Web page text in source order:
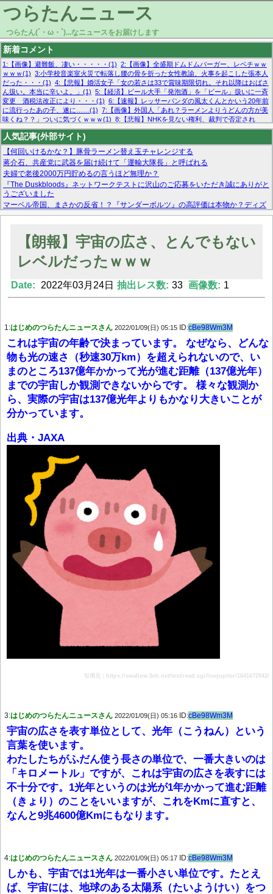
つらたんニュース
つらたん(´・ω・`)...なニュースをお届けします
新着コメント
1:【画像】避難飯、凄い・・・・・(1) 2:【画像】全盛期ドムドムバーガー、レベチｗｗ
ｗｗｗ(1) 3:小学校音楽室火災で転落し腰の骨を折った女性教諭、火事を起こした張本人
だった・・・(1) 4:【悲報】婚活女子「女の若さは33で賞味期限切れ。それ以降はおばさ
ん扱い。本当に辛いよ。」(1) 5:【経済】ビール大手「発泡酒」を「ビール」扱いに一斉
変更 酒税法改正により・・・(1) 6:【速報】レッサーパンダの風太くんとかいう20年前
に流行ったあの子、遂に……(1) 7:【画像】外国人「あれ？ラーメンよりうどんの方が美
味くね？？」ついに気づくｗｗｗ(1) 8:【悲報】NHKを見ない権利、裁判で否定され
る・・・(1) 9:欧州委員長「原発縮小は間違いでした」(1) 10:【悲報】日本企業の人手不
足、限界突破 52%「正社員も足りてません…」(1)
人気記事(外部サイト)
【何回いけるかな？】豚骨ラーメン替え玉チャレンジする
蒋介石、共産党に武器を届け続けて「運輸大隊長」と呼ばれる
夫婦で老後2000万円貯めるの言うほど無理か？
『The Duskbloods』ネットワークテストに沢山のご応募をいただき誠にありがと
うございました
マーベル帝国、まさかの反省！？『サンダーボルツ』の高評価は本物か？ディズ
ニーCEOの「量より質」宣言の裏で渦巻くファンの本音とMCUの未来を徹底考
【モー娘。石田亜佑美】ファーストテイク出演も新規獲得ならず？北川莉央が1
【画像あり】FacebookとかTwitterで拾ったエロ画像貼ってくよ
【朗報】宇宙の広さ、とんでもない
レベルだったｗｗｗ
Date: 2022年03月24日 抽出レス数: 33 画像数: 1
1:はじめのつらたんニュースさん 2022/01/09(日) 05:15 ID:cBe98Wm3M
これは宇宙の年齢で決まっています。 なぜなら、どんな
物も光の速さ（秒速30万km）を超えられないので、い
まのところ137億年かかって光が進む距離（137億光年）
までの宇宙しか観測できないからです。 様々な観測か
ら、実際の宇宙は137億光年よりもかなり大きいことが
分かっています。
出典・JAXA
引用元：https://swallow.5ch.net/test/read.cgi/livejupiter/1641672942/
3:はじめのつらたんニュースさん 2022/01/09(日) 05:16 ID:cBe98Wm3M
宇宙の広さを表す単位として、光年（こうねん）という
言葉を使います。
わたしたちがふだん使う長さの単位で、一番大きいのは
「キロメートル」ですが、これは宇宙の広さを表すには
不十分です。1光年というのは光が1年かかって進む距離
（きょり）のことをいいますが、これをKmに直すと、
なんと9兆4600億Kmにもなります。
4:はじめのつらたんニュースさん 2022/01/09(日) 05:17 ID:cBe98Wm3M
しかも、宇宙では1光年は一番小さい単位です。たとえ
ば、宇宙には、地球のある太陽系（たいようけい）をつ